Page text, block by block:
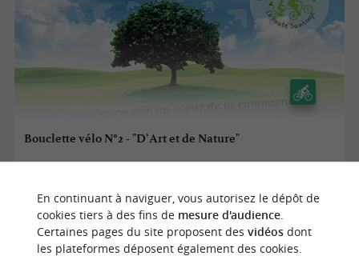
Bouclette vélo N°2 - "D’Art et de Nature"
Vanzac
8,0 km
En continuant à naviguer, vous autorisez le dépôt de
cookies tiers à des fins de mesure d'audience.
Certaines pages du site proposent des vidéosdont
les plateformes déposent également des cookies.